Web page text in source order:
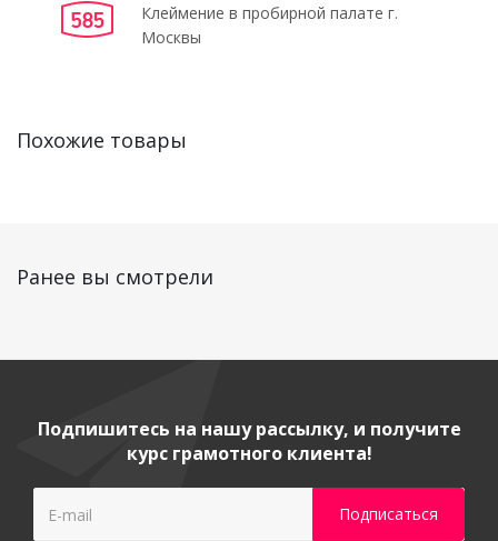
Клеймение в пробирной палате г.
Москвы
Похожие товары
Ранее вы смотрели
Подпишитесь на нашу рассылку, и получите
курс грамотного клиента!